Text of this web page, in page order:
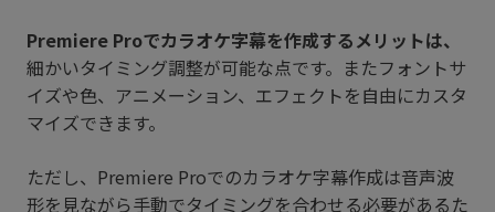
Premiere Proでカラオケ字幕を作成するメリットは、
細かいタイミング調整が可能な点です。またフォントサ
イズや色、アニメーション、エフェクトを自由にカスタ
マイズできます。
ただし、Premiere Proでのカラオケ字幕作成は音声波
形を見ながら手動でタイミングを合わせる必要があるた